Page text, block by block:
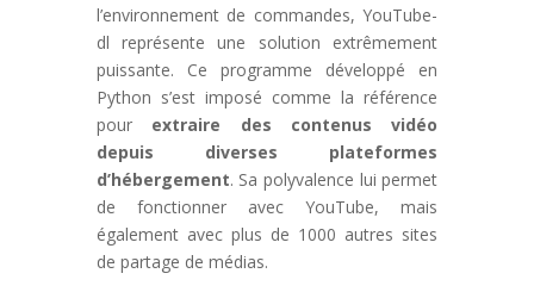
l’environnement de commandes, YouTube-
dl représente une solution extrêmement
puissante. Ce programme développé en
Python s’est imposé comme la référence
pour extraire des contenus vidéo
depuis diverses plateformes
d’hébergement. Sa polyvalence lui permet
de fonctionner avec YouTube, mais
également avec plus de 1000 autres sites
de partage de médias.